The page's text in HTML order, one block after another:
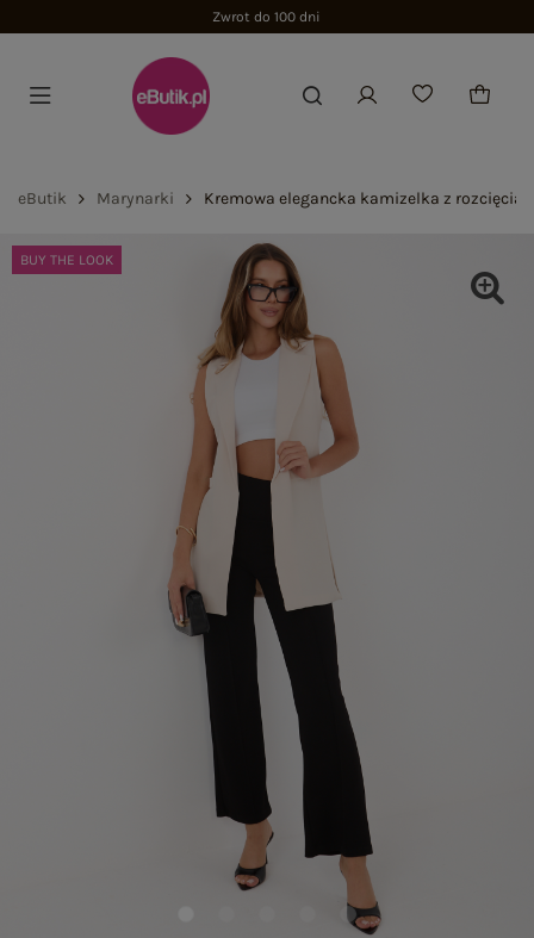
Zwrot do 100 dni
eButik Marynarki Kremowa elegancka kamizelka z
BUY THE LOOK